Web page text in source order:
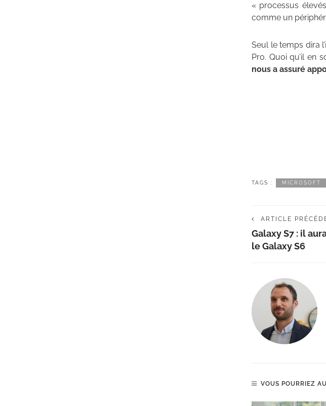
« processus
comme un
Seul le temps dira
Pro. Quoi qu’il en
nous a assuré
TAGS : MICROSOFT
ARTICLE
Galaxy S7 : il
le Galaxy S6
VOUS POURRIEZ